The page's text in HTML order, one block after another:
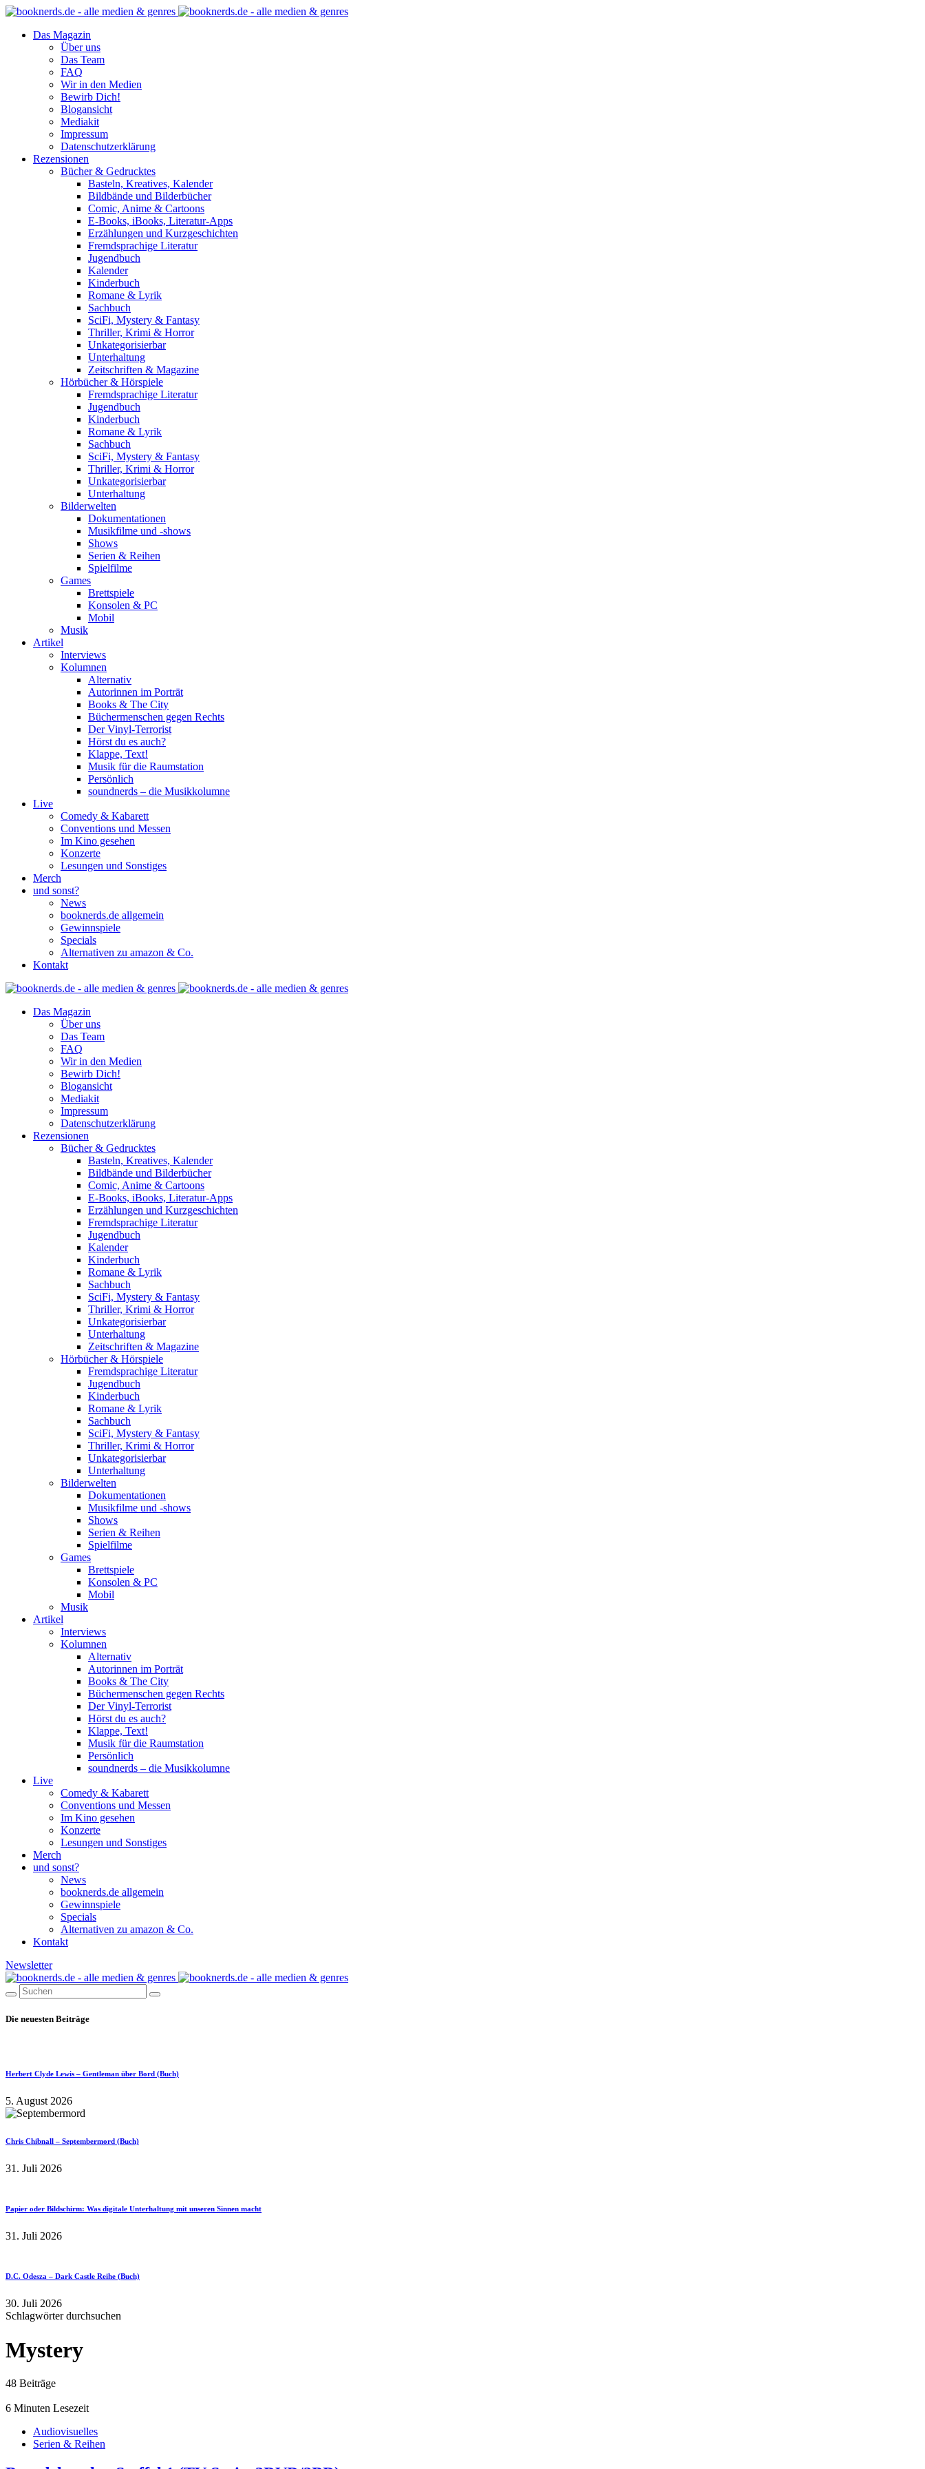
Das Magazin
Über uns
Das Team
FAQ
Wir in den Medien
Bewirb Dich!
Blogansicht
Mediakit
Impressum
Datenschutzerklärung
Rezensionen
Bücher & Gedrucktes
Basteln, Kreatives, Kalender
Bildbände und Bilderbücher
Comic, Anime & Cartoons
E-Books, iBooks, Literatur-Apps
Erzählungen und Kurzgeschichten
Fremdsprachige Literatur
Jugendbuch
Kalender
Kinderbuch
Romane & Lyrik
Sachbuch
SciFi, Mystery & Fantasy
Thriller, Krimi & Horror
Unkategorisierbar
Unterhaltung
Zeitschriften & Magazine
Hörbücher & Hörspiele
Fremdsprachige Literatur
Jugendbuch
Kinderbuch
Romane & Lyrik
Sachbuch
SciFi, Mystery & Fantasy
Thriller, Krimi & Horror
Unkategorisierbar
Unterhaltung
Bilderwelten
Dokumentationen
Musikfilme und -shows
Shows
Serien & Reihen
Spielfilme
Games
Brettspiele
Konsolen & PC
Mobil
Musik
Artikel
Interviews
Kolumnen
Alternativ
Autorinnen im Porträt
Books & The City
Büchermenschen gegen Rechts
Der Vinyl-Terrorist
Hörst du es auch?
Klappe, Text!
Musik für die Raumstation
Persönlich
soundnerds – die Musikkolumne
Live
Comedy & Kabarett
Conventions und Messen
Im Kino gesehen
Konzerte
Lesungen und Sonstiges
Merch
und sonst?
News
booknerds.de allgemein
Gewinnspiele
Specials
Alternativen zu amazon & Co.
Kontakt
Das Magazin
Über uns
Das Team
FAQ
Wir in den Medien
Bewirb Dich!
Blogansicht
Mediakit
Impressum
Datenschutzerklärung
Rezensionen
Bücher & Gedrucktes
Basteln, Kreatives, Kalender
Bildbände und Bilderbücher
Comic, Anime & Cartoons
E-Books, iBooks, Literatur-Apps
Erzählungen und Kurzgeschichten
Fremdsprachige Literatur
Jugendbuch
Kalender
Kinderbuch
Romane & Lyrik
Sachbuch
SciFi, Mystery & Fantasy
Thriller, Krimi & Horror
Unkategorisierbar
Unterhaltung
Zeitschriften & Magazine
Hörbücher & Hörspiele
Fremdsprachige Literatur
Jugendbuch
Kinderbuch
Romane & Lyrik
Sachbuch
SciFi, Mystery & Fantasy
Thriller, Krimi & Horror
Unkategorisierbar
Unterhaltung
Bilderwelten
Dokumentationen
Musikfilme und -shows
Shows
Serien & Reihen
Spielfilme
Games
Brettspiele
Konsolen & PC
Mobil
Musik
Artikel
Interviews
Kolumnen
Alternativ
Autorinnen im Porträt
Books & The City
Büchermenschen gegen Rechts
Der Vinyl-Terrorist
Hörst du es auch?
Klappe, Text!
Musik für die Raumstation
Persönlich
soundnerds – die Musikkolumne
Live
Comedy & Kabarett
Conventions und Messen
Im Kino gesehen
Konzerte
Lesungen und Sonstiges
Merch
und sonst?
News
booknerds.de allgemein
Gewinnspiele
Specials
Alternativen zu amazon & Co.
Kontakt
Newsletter
Die neuesten Beiträge
Herbert Clyde Lewis – Gentleman über Bord (Buch)
5. August 2026
Chris Chibnall – Septembermord (Buch)
31. Juli 2026
Papier oder Bildschirm: Was digitale Unterhaltung mit unseren Sinnen macht
31. Juli 2026
D.C. Odesza – Dark Castle Reihe (Buch)
30. Juli 2026
Schlagwörter durchsuchen
Mystery
48 Beiträge
6 Minuten Lesezeit
Audiovisuelles
Serien & Reihen